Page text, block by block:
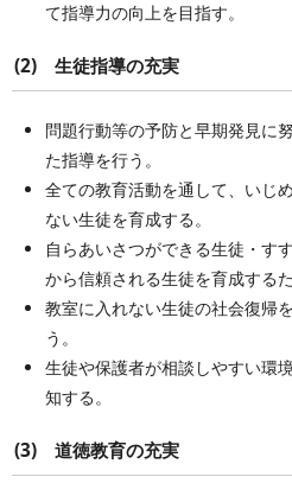
て指導力の向上を目指す。
(2) 生徒指導の充実
問題行動等の予防と早期発見に
た指導を行う。
全ての教育活動を通して、いじ
ない生徒を育成する。
自らあいさつができる生徒・す
から信頼される生徒を育成する
教室に入れない生徒の社会復帰
う。
生徒や保護者が相談しやすい環
知する。
(3) 道徳教育の充実